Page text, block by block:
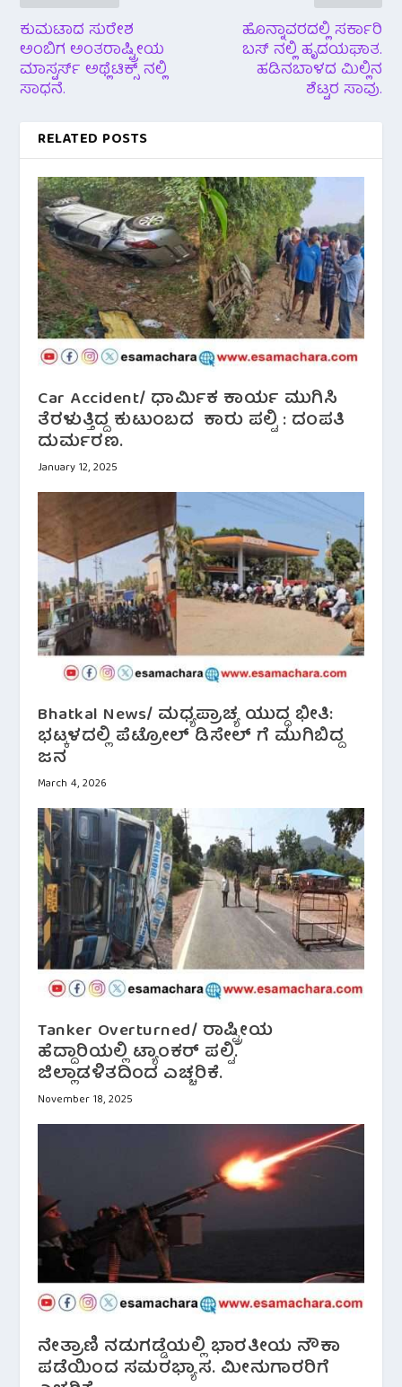
ಕುಮಟಾದ ಸುರೇಶ
ಅಂಬಿಗ ಅಂತರಾಷ್ಟ್ರೀಯ
ಮಾಸ್ಟರ್ಸ್ ಅಥ್ಲೆಟಿಕ್ಸ್ ನಲ್ಲಿ
ಸಾಧನೆ.
ಹೊನ್ನಾವರದಲ್ಲಿ ಸರ್ಕಾರಿ
ಬಸ್ ನಲ್ಲಿ ಹೃದಯಘಾತ.
ಹಡಿನಬಾಳದ ಮಿಲ್ಲಿನ
ಶೆಟ್ಟರ ಸಾವು.
RELATED POSTS
Car Accident/ ಧಾರ್ಮಿಕ ಕಾರ್ಯ ಮುಗಿಸಿ
ತೆರಳುತ್ತಿದ್ದ ಕುಟುಂಬದ ಕಾರು ಪಲ್ಟಿ : ದಂಪತಿ
ದುರ್ಮರಣ.
January 12, 2025
Bhatkal News/ ಮಧ್ಯಪ್ರಾಚ್ಯ ಯುದ್ಧ ಭೀತಿ:
ಭಟ್ಕಳದಲ್ಲಿ ಪೆಟ್ರೋಲ್ ಡಿಸೇಲ್ ಗೆ ಮುಗಿಬಿದ್ದ
ಜನ
March 4, 2026
Tanker Overturned/ ರಾಷ್ಟ್ರೀಯ
ಹೆದ್ದಾರಿಯಲ್ಲಿ ಟ್ಯಾಂಕರ್ ಪಲ್ಟಿ.
ಜಿಲ್ಲಾಡಳಿತದಿಂದ ಎಚ್ಚರಿಕೆ.
November 18, 2025
ನೇತ್ರಾಣಿ ನಡುಗಡ್ಡೆಯಲ್ಲಿ ಭಾರತೀಯ ನೌಕಾ
ಪಡೆಯಿಂದ ಸಮರಭ್ಯಾಸ. ಮೀನುಗಾರರಿಗೆ